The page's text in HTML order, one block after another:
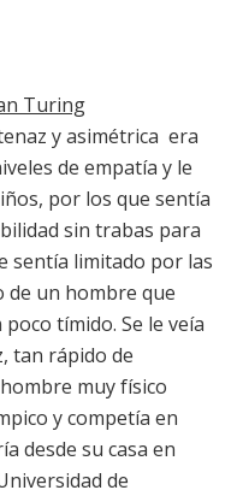
Turing
y asimétrica  era
de empatía y le
por los que sentía
sin trabas para
sentía limitado por las
de un hombre que
tímido. Se le veía
tan rápido de
muy físico 
y competía en
desde su casa en
de